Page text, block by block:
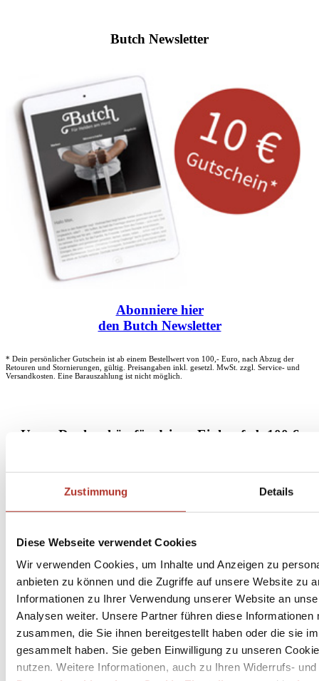
Zustimmung Details
Diese Webseite verwendet Cookies
Wir verwenden Cookies, um Inhalte und Anzeigen zu
anbieten zu können und die Zugriffe auf unsere Website zu
Informationen zu Ihrer Verwendung unserer Website an
Analysen weiter. Unsere Partner führen diese
zusammen, die Sie ihnen bereitgestellt haben oder die sie
gesammelt haben. Sie geben Einwilligung zu unseren
nutzen. Weitere Informationen, auch zu Ihren Widerrufs-
Butch Newsletter
Abonniere hier
den Butch Newsletter
* Dein persönlicher Gutschein ist ab einem Bestellwert von 100,- Euro, nach Abzug der
Retouren und Stornierungen, gültig. Preisangaben inkl. gesetzl. MwSt. zzgl. Service- und
Versandkosten. Eine Barauszahlung ist nicht möglich.
Unser Dankeschön für deinen Einkauf ab 100 €